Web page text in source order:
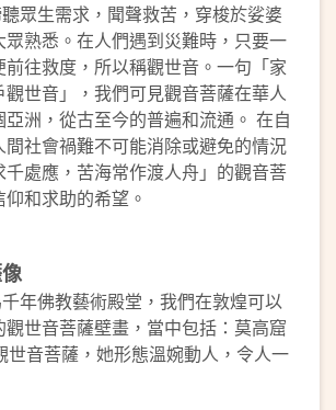
生需求，聞聲救苦，穿梭於娑婆
眾熟悉。在人們遇到災難時，只要一
前往救度，所以稱觀世音。一句「家
觀世音」，我們可見觀音菩薩在華人
洲，從古至今的普遍和流通。 在自
社會禍難不可能消除或避免的情況
千處應，苦海常作渡人舟」的觀音菩
和求助的希望。
年佛教藝術殿堂，我們在敦煌可以
觀世音菩薩壁畫，當中包括：莫高窟
世音菩薩，她形態溫婉動人，令人一